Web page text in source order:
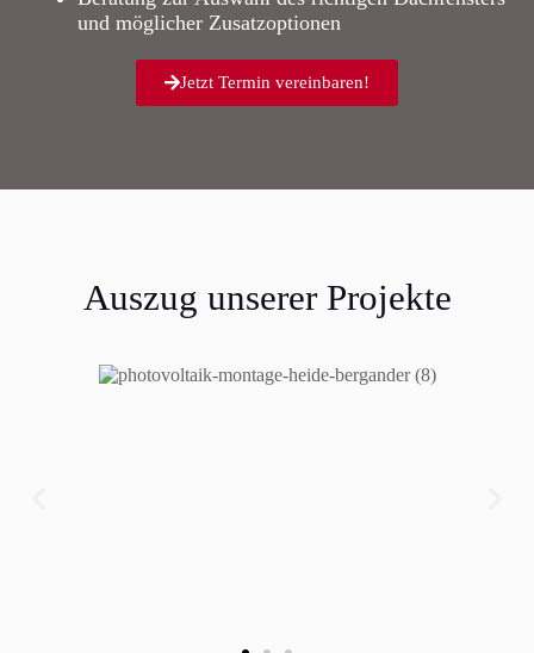
und möglicher Zusatzoptionen
Jetzt Termin vereinbaren!
Auszug unserer Projekte